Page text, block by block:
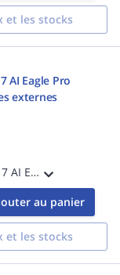
et les stocks
AI Eagle Pro
externes
Routeur MESH Wi-Fi 7 AI Eagle Pro BE3600 avec antennes externes - 3 ports LAN 2.5G - 1 port WAN 2.5G - fonctionnalités MESH et Smart Roaming - WPA3 - IA pour l'optimisation du signal, du trafic
au panier
et les stocks